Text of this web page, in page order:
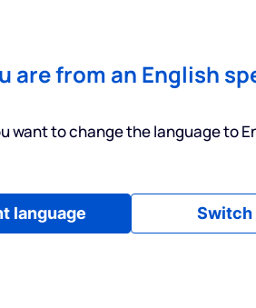
are from an English
want to change the language to
Switch
language